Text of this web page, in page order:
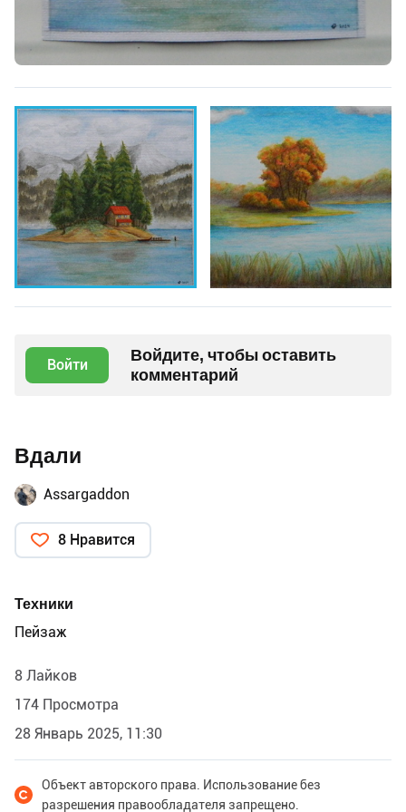
Войти
Войдите, чтобы оставить
комментарий
Вдали
Assargaddon
8 Нравится
Техники
Пейзаж
8 Лайков
174 Просмотра
28 Январь 2025, 11:30
Объект авторского права. Использование без
разрешения правообладателя запрещено.